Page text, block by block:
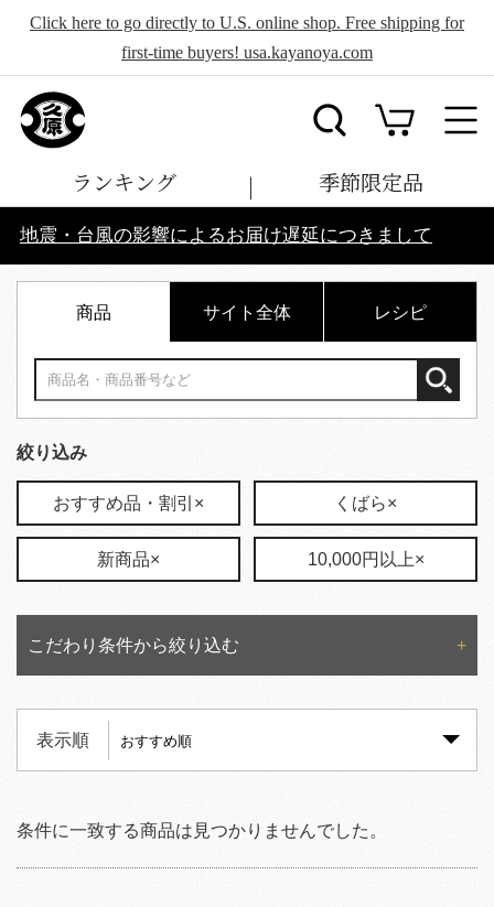
Click here to go directly to U.S. online shop. Free shipping for
first-time buyers! usa.kayanoya.com
ランキング 季節限定品
地震・台風の影響によるお届け遅延につきまして
商品 サイト全体 レシピ
絞り込み
おすすめ品・割引× くばら×
新商品× 10,000円以上×
こだわり条件から絞り込む
表示順
条件に一致する商品は見つかりませんでした。